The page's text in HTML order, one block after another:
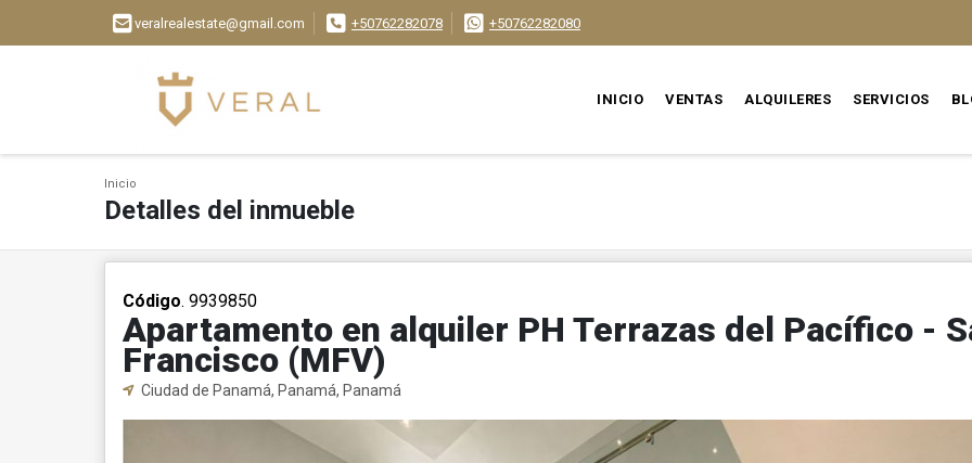
veralrealestate@gmail.com +50762282078 +50762282080
INICIO VENTAS ALQUILERES SERVICIOS
Inicio
Detalles del inmueble
Código. 9939850
Apartamento en alquiler PH Terrazas del Pacífico -
Francisco (MFV)
Ciudad de Panamá, Panamá, Panamá